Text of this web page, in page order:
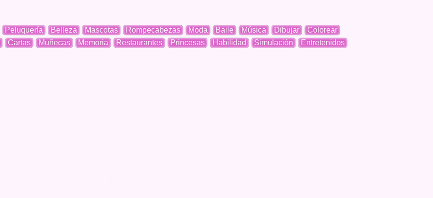
Peluquería Belleza Mascotas Rompecabezas Moda Baile Música Dibujar
Colorear
Cartas Muñecas Memoria Restaurantes Princesas Habilidad Simulación
Entretenidos